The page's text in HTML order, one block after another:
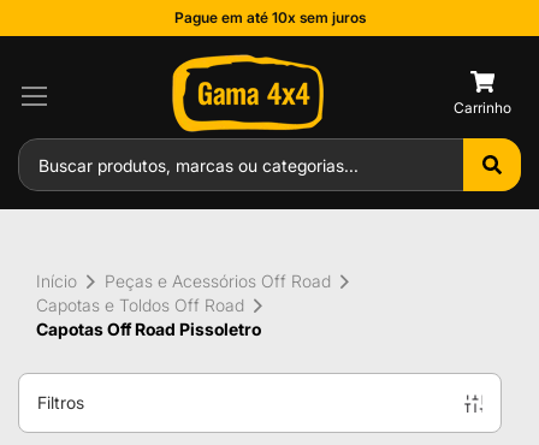
Pague em até 10x sem juros
Início
Peças e Acessórios Off Road
Capotas e Toldos Off Road
Capotas Off Road Pissoletro
Filtros